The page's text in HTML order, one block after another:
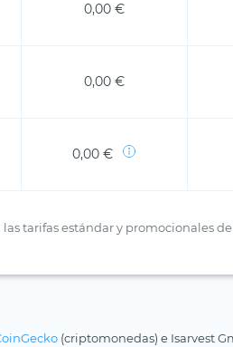
0,00 €
0,00 €
0,00 €
tarifas estándar y promocionales
(criptomonedas) e Isarvest